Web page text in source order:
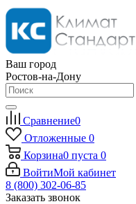
Ваш город
Ростов-на-Дону
Сравнение0
Отложенные 0
Корзина0 пуста 0
ВойтиМой кабинет
8 (800) 302-06-85
Заказать звонок